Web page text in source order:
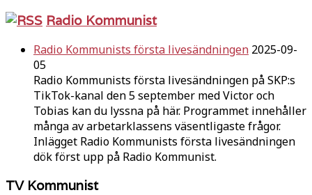
Radio Kommunist
Radio Kommunists första livesändningen 2025-09-
05
Radio Kommunists första livesändningen på SKP:s
TikTok-kanal den 5 september med Victor och
Tobias kan du lyssna på här. Programmet innehåller
många av arbetarklassens väsentligaste frågor.
Inlägget Radio Kommunists första livesändningen
dök först upp på Radio Kommunist.
TV Kommunist